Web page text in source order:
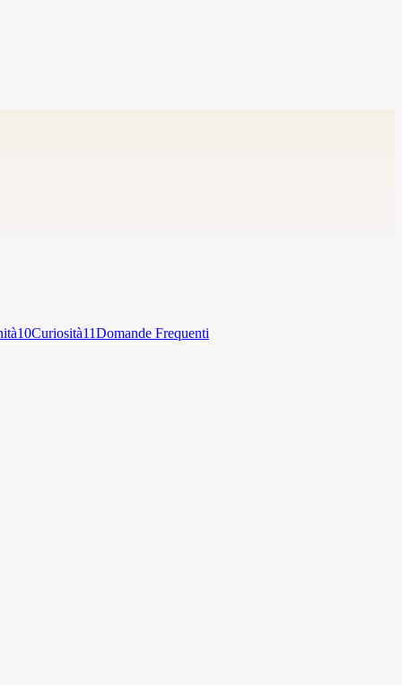
10Curiosità11Domande Frequenti